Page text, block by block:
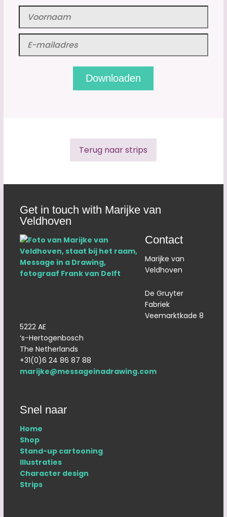
Terug naar strips
Get in touch with Marijke van
Veldhoven
Contact
Marijke van
Veldhoven
De Gruyter
Fabriek
Veemarktkade 8
5222 AE
‘s-Hertogenbosch
The Netherlands
+31(0)6 24 86 87 88
marijke@messageinadrawing.com
Snel naar
Home
Shop
Stand-up cartooning
Illustraties
Character design
Strips